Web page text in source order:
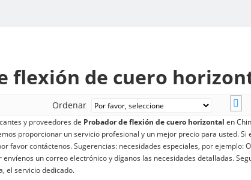
flexión de cuero
Ordenar
y proveedores de Probador de flexión de cuero horizontal en
proporcionar un servicio profesional y un mejor precio para usted. Si
favor contáctenos. Sugerencias: necesidades especiales, por ejemplo:
un correo electrónico y díganos las necesidades detalladas.
el servicio dedicado.